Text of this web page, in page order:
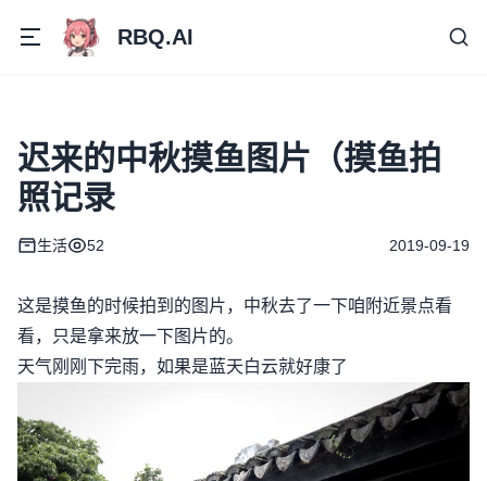
RBQ.AI
迟来的中秋摸鱼图片（摸鱼拍
照记录
生活 52 2019-09-19
这是摸鱼的时候拍到的图片，中秋去了一下咱附近景点看
看，只是拿来放一下图片的。
天气刚刚下完雨，如果是蓝天白云就好康了